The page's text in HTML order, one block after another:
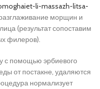
li-massazh-litsa-
морщин и
(результат сопоставим
филеров).
с помощью эрбиевого
от постакне, удаляются
нормализует